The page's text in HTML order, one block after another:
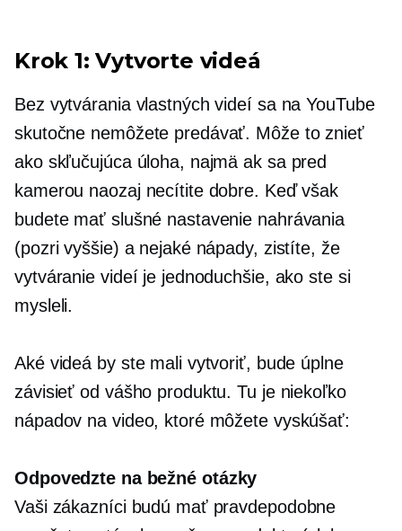
Krok 1: Vytvorte videá
Bez vytvárania vlastných videí sa na YouTube
skutočne nemôžete predávať. Môže to znieť
ako skľučujúca úloha, najmä ak sa pred
kamerou naozaj necítite dobre. Keď však
budete mať slušné nastavenie nahrávania
(pozri vyššie) a nejaké nápady, zistíte, že
vytváranie videí je jednoduchšie, ako ste si
mysleli.
Aké videá by ste mali vytvoriť, bude úplne
závisieť od vášho produktu. Tu je niekoľko
nápadov na video, ktoré môžete vyskúšať:
Odpovedzte na bežné otázky
Vaši zákazníci budú mať pravdepodobne